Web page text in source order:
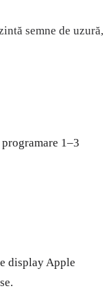
semne de uzură,
1–3
display Apple